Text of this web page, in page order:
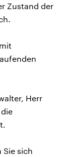
Zustand der
Herr
Sie sich